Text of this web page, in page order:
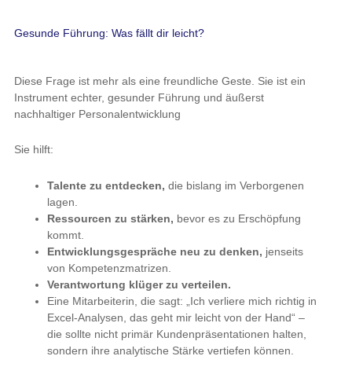
Gesunde Führung: Was fällt dir leicht?
Diese Frage ist mehr als eine freundliche Geste. Sie ist ein
Instrument echter, gesunder Führung und äußerst
nachhaltiger Personalentwicklung
Sie hilft:
Talente zu entdecken, die bislang im Verborgenen
lagen.
Ressourcen zu stärken, bevor es zu Erschöpfung
kommt.
Entwicklungsgespräche neu zu denken, jenseits
von Kompetenzmatrizen.
Verantwortung klüger zu verteilen.
Eine Mitarbeiterin, die sagt: „Ich verliere mich richtig in
Excel-Analysen, das geht mir leicht von der Hand“ –
die sollte nicht primär Kundenpräsentationen halten,
sondern ihre analytische Stärke vertiefen können.